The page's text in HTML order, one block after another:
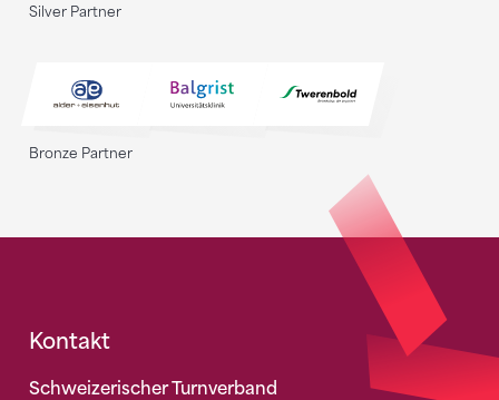
Silver Partner
Bronze Partner
Fusszeile
Kontakt
Schweizerischer Turnverband